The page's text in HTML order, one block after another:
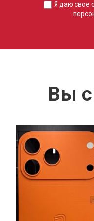
Я даю свое
Вы